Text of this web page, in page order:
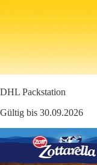
DHL Packstation
Gültig bis 30.09.2026